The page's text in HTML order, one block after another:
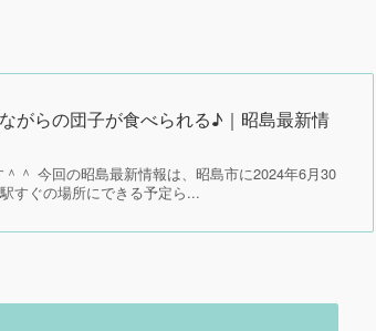
がらの団子が食べられる♪｜昭島最新情
＾ 今回の昭島最新情報は、昭島市に2024年6月30
すぐの場所にできる予定ら...